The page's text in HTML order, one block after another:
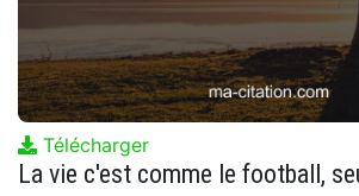
Télécharger